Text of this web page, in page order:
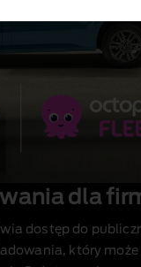
dla
dostęp do
który